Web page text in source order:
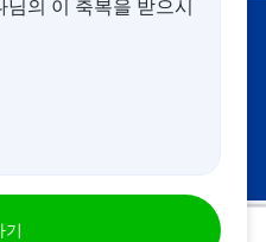
. 이 사이트에는 부
의 이 축복을 받으시
기